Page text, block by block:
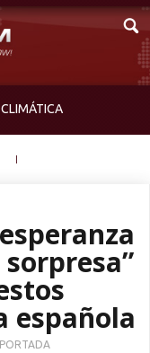
española
PORTADA